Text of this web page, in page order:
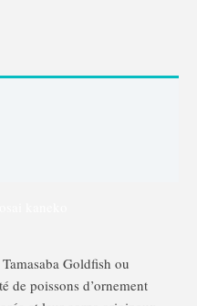
Goldfish ou
de poissons d’ornement